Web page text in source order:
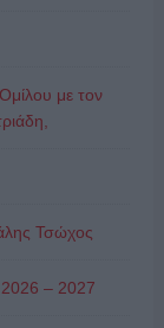
με τον
Τσώχος
2026 – 2027